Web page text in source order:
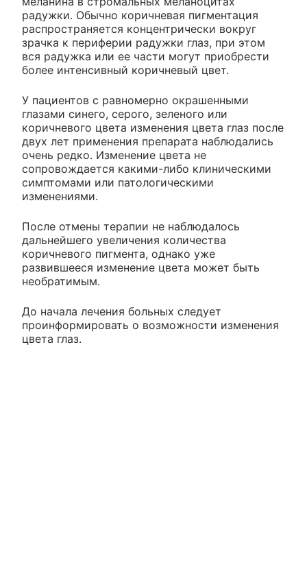
радужки. Обычно коричневая пигментация
распространяется концентрически вокруг
зрачка к периферии радужки глаз, при этом
вся радужка или ее части могут приобрести
более интенсивный коричневый цвет.
У пациентов с равномерно окрашенными
глазами синего, серого, зеленого или
коричневого цвета изменения цвета глаз после
двух лет применения препарата наблюдались
очень редко. Изменение цвета не
сопровождается какими-либо клиническими
симптомами или патологическими
изменениями.
После отмены терапии не наблюдалось
дальнейшего увеличения количества
коричневого пигмента, однако уже
развившееся изменение цвета может быть
необратимым.
До начала лечения больных следует
проинформировать о возможности изменения
цвета глаз.